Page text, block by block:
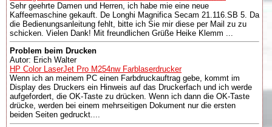
Sehr geehrte Damen und Herren, ich habe mie eine neue
Kaffeemaschine gekauft. De Longhi Magnifica Secam 21.116.SB 5. Da
die Bedienungsanleitung fehlt, bitte ich Sie mir diese per Mail zu zu
schicken. Vielen Dank! Mit freundlichen Grüße Heike Klemm ...
Problem beim Drucken
Autor: Erich Walter
HP Color LaserJet Pro M254nw Farblaserdrucker
Wenn ich an meinem PC einen Farbdruckauftrag gebe, kommt im
Display des Druckers ein Hinweis auf das Druckerfach und ich werde
aufgefordert, die OK-Taste zu drücken. Wenn ich dann die OK-Taste
drücke, werden bei einem mehrseitigen Dokument nur die ersten
beiden Seiten gedruckt....